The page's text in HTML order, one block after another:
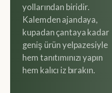
yollarından biridir.
Kalemden ajandaya,
kupadan çantaya kadar
geniş ürün yelpazesiyle
hem tanıtımınızı yapın
hem kalıcı iz bırakın.